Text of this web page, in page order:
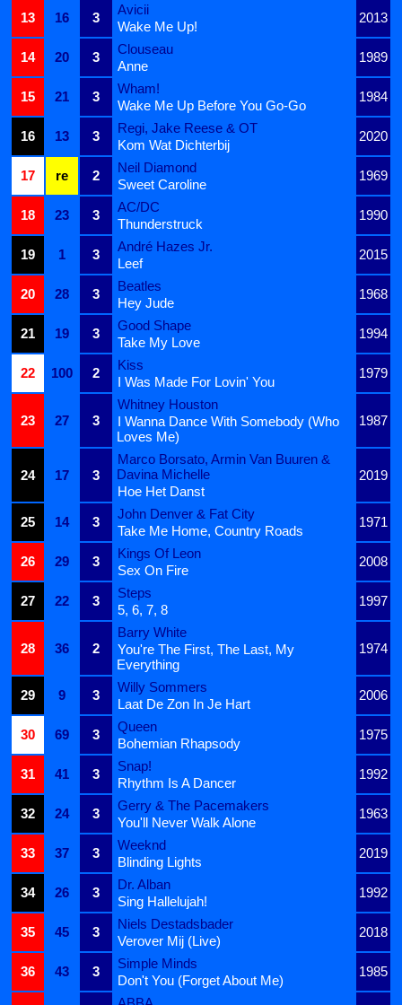
13
16 3
Avicii
2013
Wake Me Up!
14
20 3
Clouseau
1989
Anne
15
21 3
Wham!
1984
Wake Me Up Before You Go-Go
16
13 3
Regi, Jake Reese & OT
2020
Kom Wat Dichterbij
17
re 2
Neil Diamond
1969
Sweet Caroline
18
23 3
AC/DC
1990
Thunderstruck
19
1 3
André Hazes Jr.
2015
Leef
20
28 3
Beatles
1968
Hey Jude
21
19 3
Good Shape
1994
Take My Love
22
100 2
Kiss
1979
I Was Made For Lovin' You
23 27 3
Whitney Houston
1987
I Wanna Dance With Somebody (Who
Loves Me)
24 17 3
Marco Borsato, Armin Van Buuren &
Davina Michelle
2019
Hoe Het Danst
25
14 3
John Denver & Fat City
1971
Take Me Home, Country Roads
26
29 3
Kings Of Leon
2008
Sex On Fire
27
22 3
Steps
1997
5, 6, 7, 8
28 36 2
Barry White
1974
You're The First, The Last, My
Everything
29
9 3
Willy Sommers
2006
Laat De Zon In Je Hart
30
69 3
Queen
1975
Bohemian Rhapsody
31
41 3
Snap!
1992
Rhythm Is A Dancer
32
24 3
Gerry & The Pacemakers
1963
You'll Never Walk Alone
33
37 3
Weeknd
2019
Blinding Lights
34
26 3
Dr. Alban
1992
Sing Hallelujah!
35
45 3
Niels Destadsbader
2018
Verover Mij (Live)
36
43 3
Simple Minds
1985
Don't You (Forget About Me)